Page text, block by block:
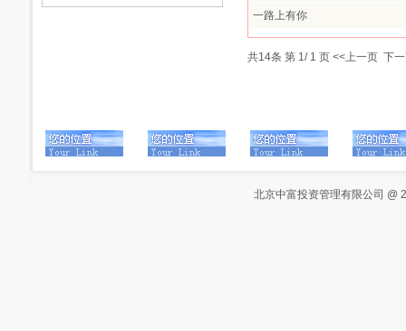
一路上有你
共14条 第 1/ 1 页 <<上一页 下
北京中富投资管理有限公司 @